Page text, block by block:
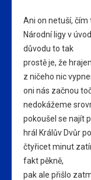
Ani on netuší, čím
Národní ligy v
důvodu to tak
prostě je, že
z ničeho nic
oni nás začnou
nedokážeme
pokoušel se najít
hrál Králův Dvůr po
čtyřicet minut
fakt pěkně,
pak ale přišlo